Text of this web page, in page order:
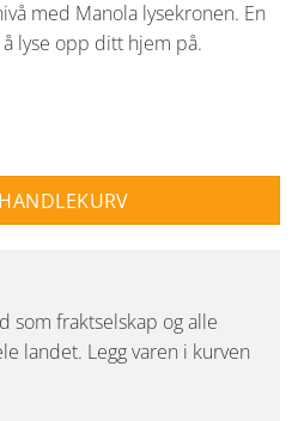
med Manola lysekronen. En
lyse opp ditt hjem på.
som fraktselskap og alle
landet. Legg varen i kurven